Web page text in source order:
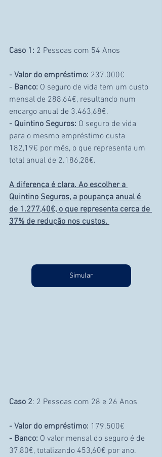
Caso 1: 2 Pessoas com 54 Anos
- Valor do empréstimo: 237.000€
- Banco: O seguro de vida tem um custo
mensal de 288,64€, resultando num
encargo anual de 3.463,68€.
- Quintino Seguros: O seguro de vida
para o mesmo empréstimo custa
182,19€ por mês, o que representa um
total anual de 2.186,28€.
A diferença é clara. Ao escolher a
Quintino Seguros, a poupança anual é
de 1.277,40€, o que representa cerca de
37% de redução nos custos.
Simular
Caso 2: 2 Pessoas com 28 e 26 Anos
- Valor do empréstimo: 179.500€
- Banco: O valor mensal do seguro é de
37,80€, totalizando 453,60€ por ano.